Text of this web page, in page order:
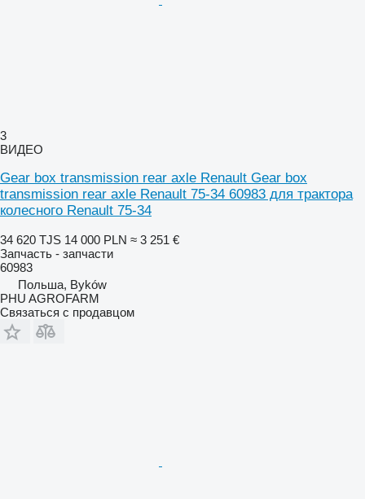
3
ВИДЕО
Gear box transmission rear axle Renault Gear box
transmission rear axle Renault 75-34 60983 для трактора
колесного Renault 75-34
34 620 TJS 14 000 PLN ≈ 3 251 €
Запчасть - запчасти
60983
Польша, Byków
PHU AGROFARM
Связаться с продавцом